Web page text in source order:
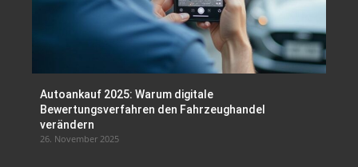
Autoankauf 2025: Warum digitale
Bewertungsverfahren den Fahrzeughandel
verändern
26. November 2025